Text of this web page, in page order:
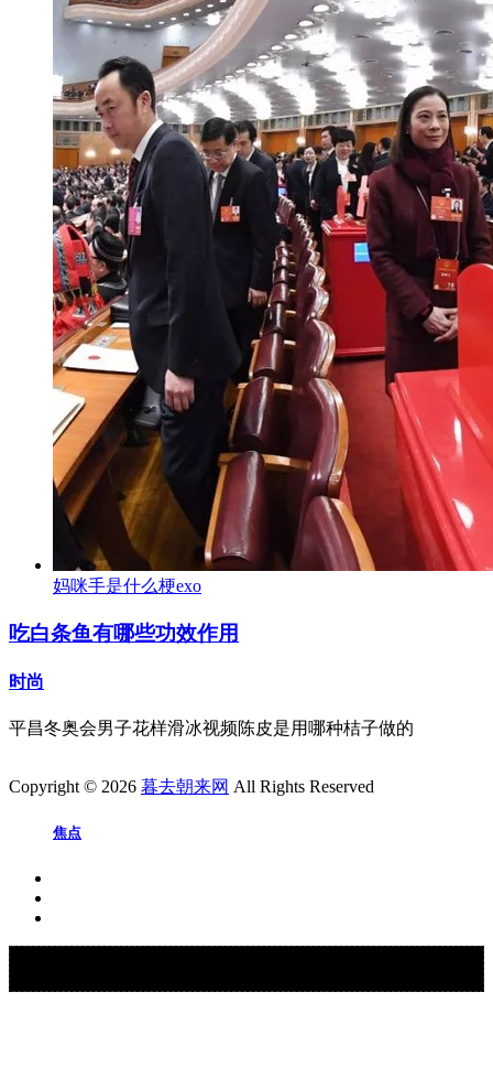
妈咪手是什么梗exo
吃白条鱼有哪些功效作用
时尚
平昌冬奥会男子花样滑冰视频陈皮是用哪种桔子做的
Copyright © 2026 暮去朝来网 All Rights Reserved
焦点